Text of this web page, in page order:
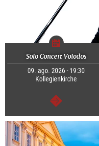
Solo Concert Volodos
09. ago. 2026 - 19:30
Kollegienkirche
continuar